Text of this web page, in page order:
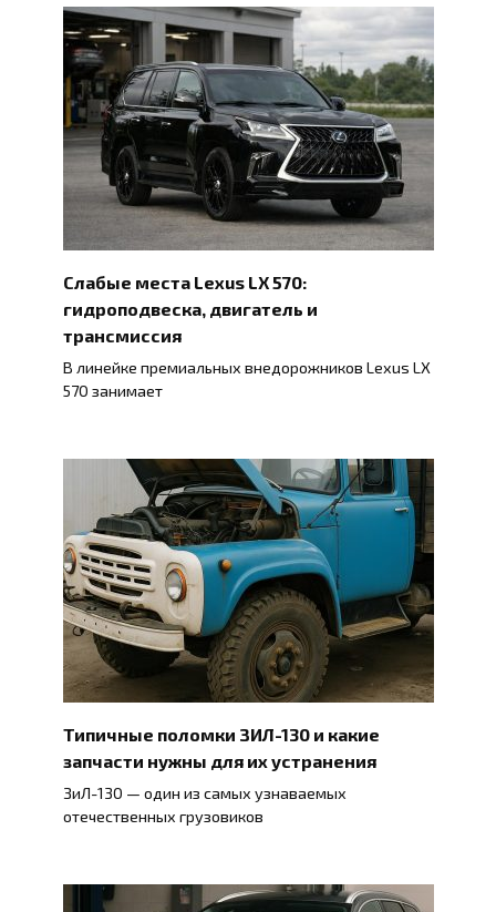
Слабые места Lexus LX 570:
гидроподвеска, двигатель и
трансмиссия
В линейке премиальных внедорожников Lexus LX
570 занимает
Типичные поломки ЗИЛ-130 и какие
запчасти нужны для их устранения
ЗиЛ-130 — один из самых узнаваемых
отечественных грузовиков